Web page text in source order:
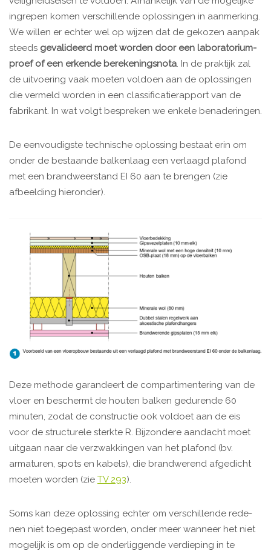
ingrepen komen verschillende oplossingen in aanmerking.
We willen er echter wel op wijzen dat de gekozen aanpak
steeds gevalideerd moet worden door een laboratorium-
proef of een erkende berekeningsnota. In de praktijk zal
de uitvoering vaak moeten voldoen aan de oplossingen
die vermeld worden in een classificatierapport van de
fabrikant. In wat volgt bespreken we enkele benaderingen.
De eenvoudigste technische oplossing bestaat erin om
onder de bestaande balkenlaag een verlaagd plafond
met een brandweerstand EI 60 aan te brengen (zie
afbeelding hieronder).
Deze methode garandeert de compartimentering van de
vloer en beschermt de houten balken gedurende 60
minuten, zodat de constructie ook voldoet aan de eis
voor de structurele sterkte R. Bijzondere aandacht moet
uitgaan naar de verzwakkingen van het plafond (bv.
armaturen, spots en kabels), die brandwerend afgedicht
moeten worden (zie TV 293).
Soms kan deze oplossing echter om verschillende rede­
nen niet toegepast worden, onder meer wanneer het niet
mogelijk is om op de onderliggende verdieping in te